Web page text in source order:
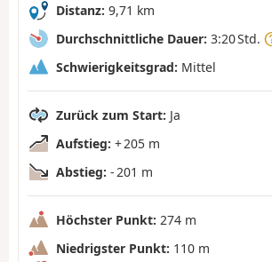
Distanz: 9,71 km
Durchschnittliche Dauer: 3:20 Std.
Schwierigkeitsgrad: Mittel
Zurück zum Start: Ja
Aufstieg: + 205 m
Abstieg: - 201 m
Höchster Punkt: 274 m
Niedrigster Punkt: 110 m